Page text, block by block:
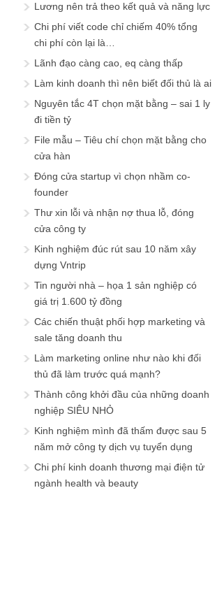
Lương nên trả theo kết quả và năng lực
Chi phí viết code chỉ chiếm 40% tổng
chi phí còn lại là…
Lãnh đạo càng cao, eq càng thấp
Làm kinh doanh thì nên biết đối thủ là ai
Nguyên tắc 4T chọn mặt bằng – sai 1 ly
đi tiền tỷ
File mẫu – Tiêu chí chọn mặt bằng cho
cửa hàn
Đóng cửa startup vì chọn nhầm co-
founder
Thư xin lỗi và nhận nợ thua lỗ, đóng
cửa công ty
Kinh nghiệm đúc rút sau 10 năm xây
dựng Vntrip
Tin người nhà – họa 1 sản nghiệp có
giá trị 1.600 tỷ đồng
Các chiến thuật phối hợp marketing và
sale tăng doanh thu
Làm marketing online như nào khi đối
thủ đã làm trước quá mạnh?
Thành công khởi đầu của những doanh
nghiệp SIÊU NHỎ
Kinh nghiệm mình đã thấm được sau 5
năm mở công ty dịch vụ tuyển dụng
Chi phí kinh doanh thương mại điện tử
ngành health và beauty